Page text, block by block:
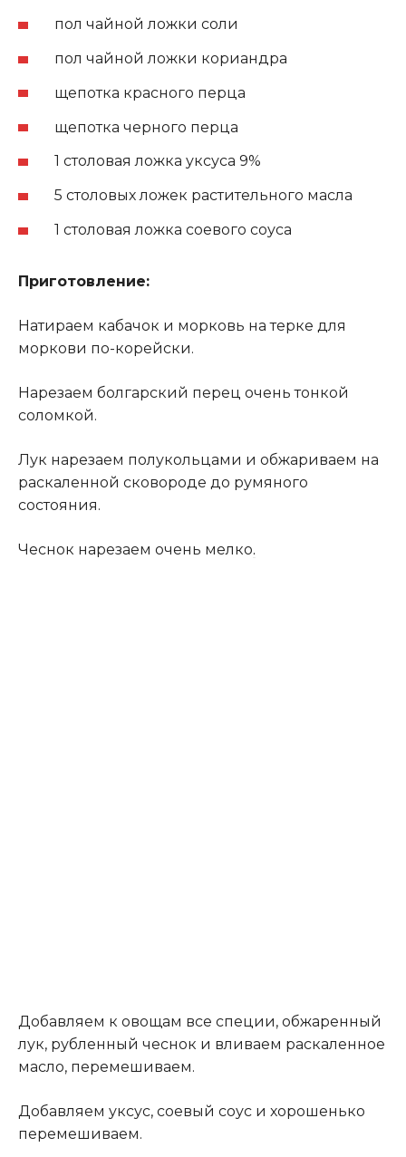
пол чайной ложки соли
пол чайной ложки кориандра
щепотка красного перца
щепотка черного перца
1 столовая ложка уксуса 9%
5 столовых ложек растительного масла
1 столовая ложка соевого соуса
Приготовление:
Натираем кабачок и морковь на терке для
моркови по-корейски.
Нарезаем болгарский перец очень тонкой
соломкой.
Лук нарезаем полукольцами и обжариваем на
раскаленной сковороде до румяного
состояния.
Чеснок нарезаем очень мелко.
Добавляем к овощам все специи, обжаренный
лук, рубленный чеснок и вливаем раскаленное
масло, перемешиваем.
Добавляем уксус, соевый соус и хорошенько
перемешиваем.